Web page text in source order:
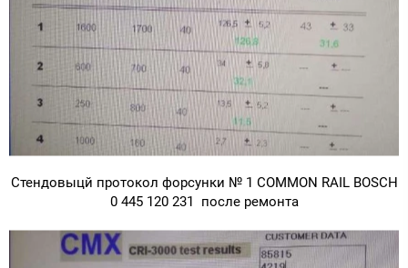
Стендовыцй протокол форсунки № 1 COMMON RAIL BOSCH
0 445 120 231 после ремонта